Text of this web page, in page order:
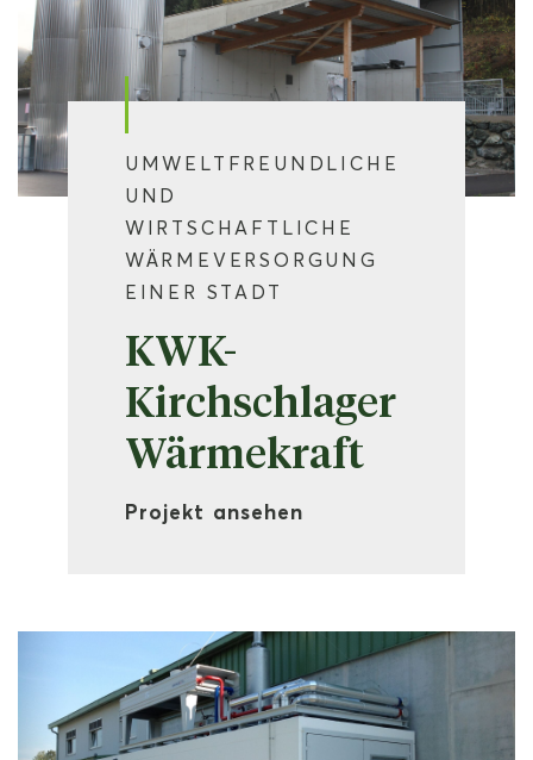
UMWELTFREUNDLICHE
UND
WIRTSCHAFTLICHE
WÄRMEVERSORGUNG
EINER STADT
KWK-
Kirchschlager
Wärmekraft
Projekt ansehen